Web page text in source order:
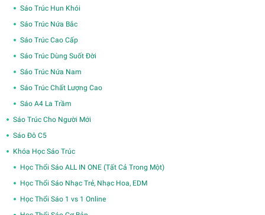
Sáo Trúc Hun Khói
Sáo Trúc Nứa Bắc
Sáo Trúc Cao Cấp
Sáo Trúc Dùng Suốt Đời
Sáo Trúc Nứa Nam
Sáo Trúc Chất Lượng Cao
Sáo A4 La Trầm
Sáo Trúc Cho Người Mới
Sáo Đô C5
Khóa Học Sáo Trúc
Học Thổi Sáo ALL IN ONE (Tất Cả Trong Một)
Học Thổi Sáo Nhạc Trẻ, Nhạc Hoa, EDM
Học Thổi Sáo 1 vs 1 Online